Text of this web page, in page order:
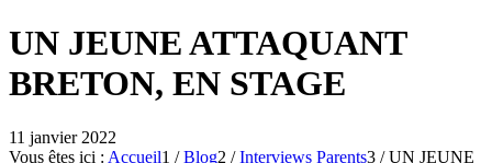
UN JEUNE ATTAQUANT
BRETON, EN STAGE
11 janvier 2022
Vous êtes ici : Accueil1 / Blog2 / Interviews Parents3 / UN JEUNE